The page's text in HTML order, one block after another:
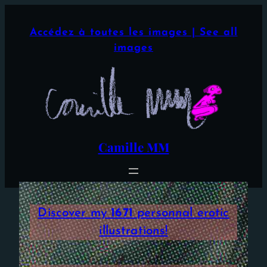
Accédez à toutes les images | See all
images
Camille MM
Discover my1671personnal erotic
illustrations!